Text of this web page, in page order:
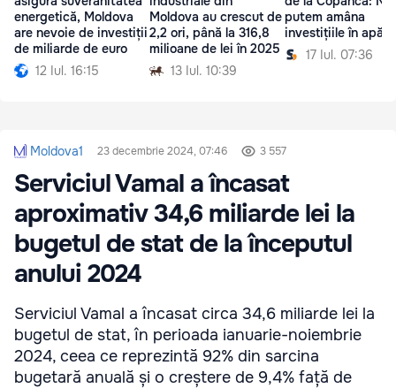
energetică, Moldova
are nevoie de investiții
de miliarde de euro
12 Iul. 16:15
Moldova au crescut de
2,2 ori, până la 316,8
milioane de lei în 2025
13 Iul. 10:39
putem amâna
investițiile în
17 Iul. 07:36
Moldova1 23 decembrie 2024, 07:46 3 557
Serviciul Vamal a încasat
aproximativ 34,6 miliarde lei la
bugetul de stat de la începutul
anului 2024
Serviciul Vamal a încasat circa 34,6 miliarde lei la
bugetul de stat, în perioada ianuarie-noiembrie
2024, ceea ce reprezintă 92% din sarcina
bugetară anuală și o creștere de 9,4% față de